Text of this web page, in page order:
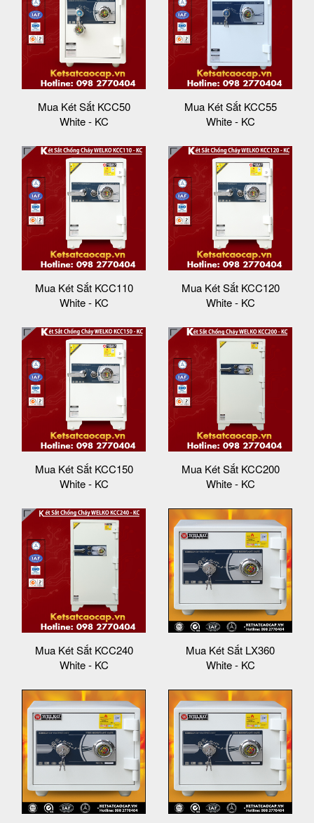
Mua Két Sắt KCC50
White - KC
Mua Két Sắt KCC55
White - KC
Mua Két Sắt KCC110
White - KC
Mua Két Sắt KCC120
White - KC
Mua Két Sắt KCC150
White - KC
Mua Két Sắt KCC200
White - KC
Mua Két Sắt KCC240
White - KC
Mua Két Sắt LX360
White - KC